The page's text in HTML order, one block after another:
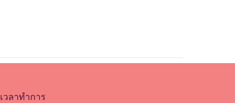
เวลาทำการ